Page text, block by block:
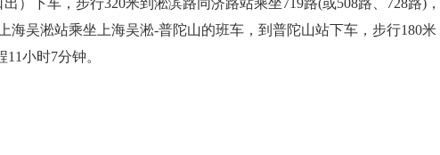
）下车，步行320米到淞滨路同济路站乘坐719路(或508路、728路)，
海吴淞站乘坐上海吴淞-普陀山的班车，到普陀山站下车，步行180米
小时7分钟。